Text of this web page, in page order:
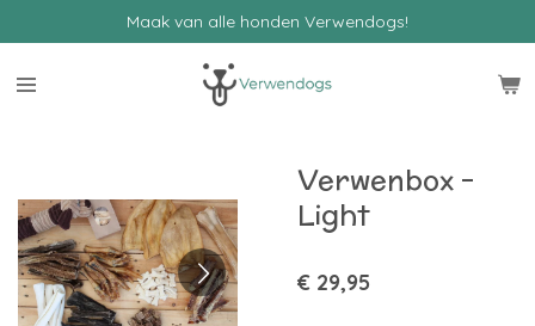
naar
Maak van alle honden Verwendogs!
Verwenbox -
Light
€ 29,95